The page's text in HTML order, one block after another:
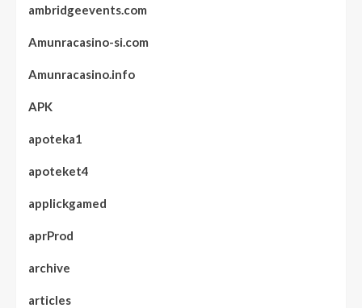
ambridgeevents.com
Amunracasino-si.com
Amunracasino.info
APK
apoteka1
apoteket4
applickgamed
aprProd
archive
articles